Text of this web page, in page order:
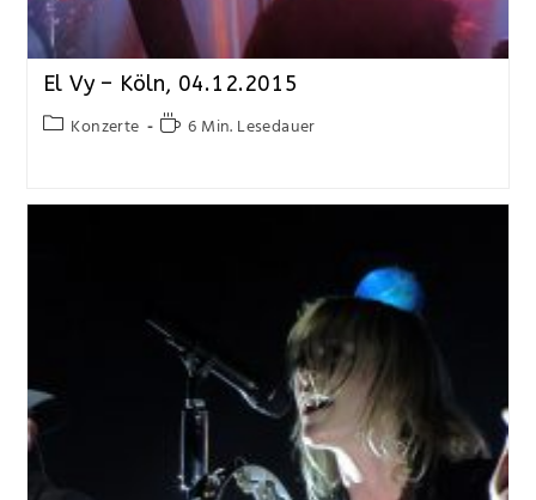
El Vy – Köln, 04.12.2015
Konzerte 6 Min. Lesedauer